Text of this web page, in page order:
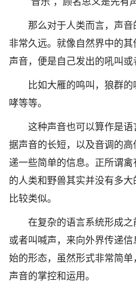
那么对于人类而言，声
非常久远。就像自然界中的
声音，便是自己发出的吼叫或
比如大雁的鸣叫，狼群
哮等等。
这种声音也可以算作是
据声音的长短，以及音调的
递一些简单的信息。正所谓
的人类和野兽其实并没有多
比较类似。
在复杂的语言系统形成
或者叫喊声，来向外界传递
始的形态，虽然形式非常简
声音的掌控和运用。